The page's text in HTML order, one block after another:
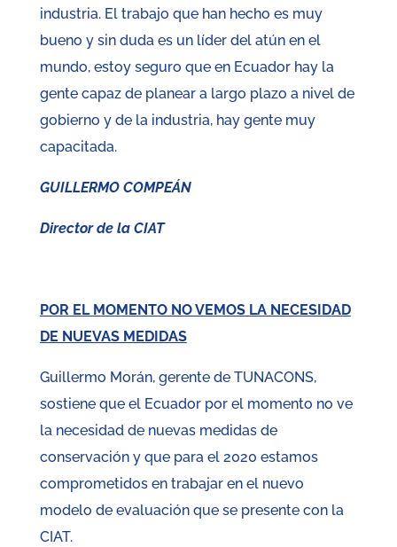
industria. El trabajo que han hecho es muy
bueno y sin duda es un líder del atún en el
mundo, estoy seguro que en Ecuador hay la
gente capaz de planear a largo plazo a nivel de
gobierno y de la industria, hay gente muy
capacitada.
GUILLERMO COMPEÁN
Director de la CIAT
POR EL MOMENTO NO VEMOS LA NECESIDAD
DE NUEVAS MEDIDAS
Guillermo Morán, gerente de TUNACONS,
sostiene que el Ecuador por el momento no ve
la necesidad de nuevas medidas de
conservación y que para el 2020 estamos
comprometidos en trabajar en el nuevo
modelo de evaluación que se presente con la
CIAT.